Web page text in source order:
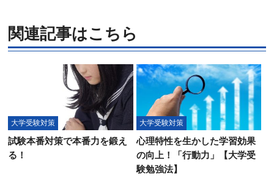
関連記事はこちら
大学受験対策
試験本番対策で本番力を鍛え
る！
大学受験対策
心理特性を生かした学習効果
の向上！「行動力」【大学受
験勉強法】